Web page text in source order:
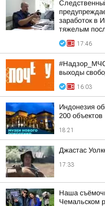
заработок в
тяжелым
17:46
выходы
16:03
Индонезия
200 объектов
18:21
Джастас
17:33
Наша
Чемальском